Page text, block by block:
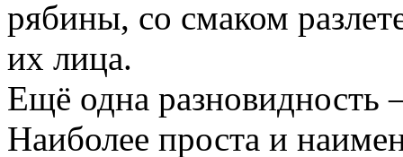
рябины, со смаком
их лица.
Ещё одна разновидность
Наиболее проста и